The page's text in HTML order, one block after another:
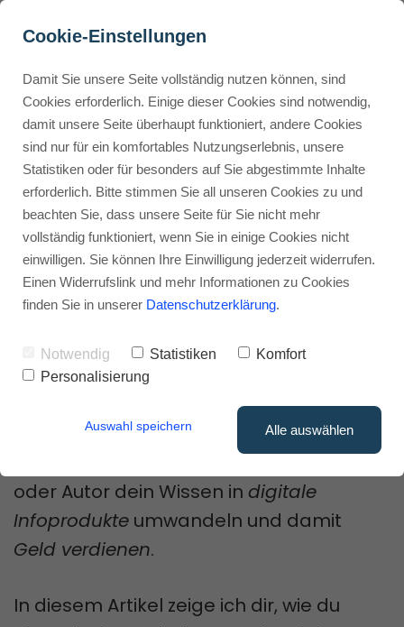
Buyer Personas erstellen
Landingpage optimieren
Internal Linking Tool
Infoprodukte, die sich
verkaufen: Erfolgreich
Geld verdienen!
Werbehinweis: Links mit Sternchen (*) sind Affiliate-Links. Kaufst
du darüber ein, erhalte ich eine Provision – ohne Mehrkosten für
dich.
Stephan Ochmann
In den vergangenen Jahren hat
sich viel verändert, wie wir
Informationen nutzen und teilen.
oder Autor dein Wissen in digitale
Infoprodukte umwandeln und damit
Geld verdienen.
In diesem Artikel zeige ich dir, wie du
Cookie-Einstellungen
Damit Sie unsere Seite vollständig nutzen können, sind
Cookies erforderlich. Einige dieser Cookies sind notwendig,
damit unsere Seite überhaupt funktioniert, andere Cookies
sind nur für ein komfortables Nutzungserlebnis, unsere
Statistiken oder für besonders auf Sie abgestimmte Inhalte
erforderlich. Bitte stimmen Sie all unseren Cookies zu und
beachten Sie, dass unsere Seite für Sie nicht mehr
vollständig funktioniert, wenn Sie in einige Cookies nicht
einwilligen. Sie können Ihre Einwilligung jederzeit widerrufen.
Einen Widerrufslink und mehr Informationen zu Cookies
finden Sie in unserer Datenschutzerklärung.
Notwendig Statistiken
Komfort
Personalisierung
Auswahl speichern Alle auswählen